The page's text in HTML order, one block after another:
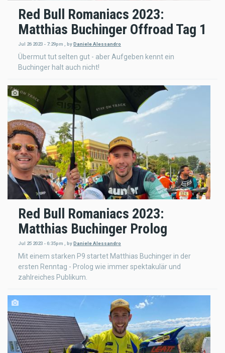
Red Bull Romaniacs 2023:
Matthias Buchinger Offroad Tag 1
Jul 26 2023 - 7:29pm , byDaniele Alessandro
Übermut tut selten gut - aber Aufgeben kennt ein
Buchinger halt auch nicht!
Red Bull Romaniacs 2023:
Matthias Buchinger Prolog
Jul 25 2023 - 6:35pm , byDaniele Alessandro
Mit einem starken P9 startet Matthias Buchinger in der
ersten Renntag - Prolog wie immer spektakulär und
zahlreiches Publikum.